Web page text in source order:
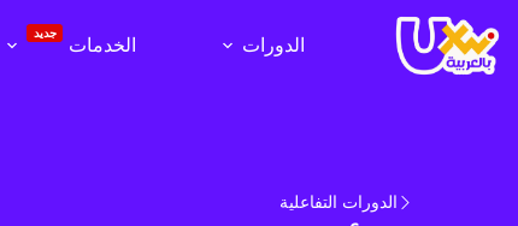
إلى
المحتوى
الدورات الخدمات
جديد
الدورات التفاعلية